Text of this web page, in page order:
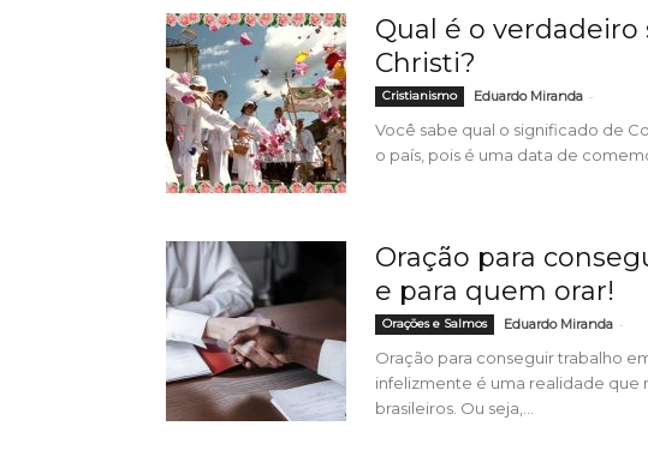
Qual é o
Christi?
Cristianismo Eduardo Miranda -
Você sabe qual o significado de
o país, pois é uma data de
Oração para
e para quem orar!
Orações e Salmos Eduardo Miranda -
Oração para conseguir trabalho
infelizmente é uma realidade que
brasileiros. Ou seja,...